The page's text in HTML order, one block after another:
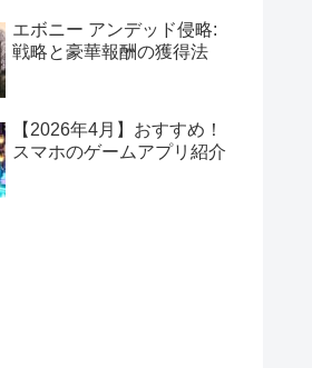
エボニー アンデッド侵略:
戦略と豪華報酬の獲得法
【2026年4月】おすすめ！
スマホのゲームアプリ紹介